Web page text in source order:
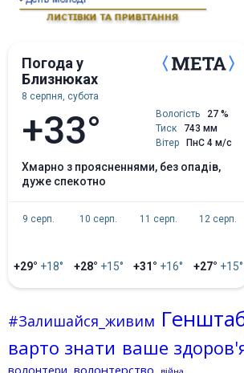
Погода у
Близнюках
8 серпня, субота
+33° Вологість
27 %
Тиск
743 мм
Вітер
ПнС 4 м/с
хмарно з проясненнями, без опадів,
дуже спекотно
9 серп.
+29° +18°
10 серп.
+28° +15°
11 серп.
+31° +16°
12 серп.
+27° +15°
#Залишайся_живим
варто знати ваше
волонтери волонтерство